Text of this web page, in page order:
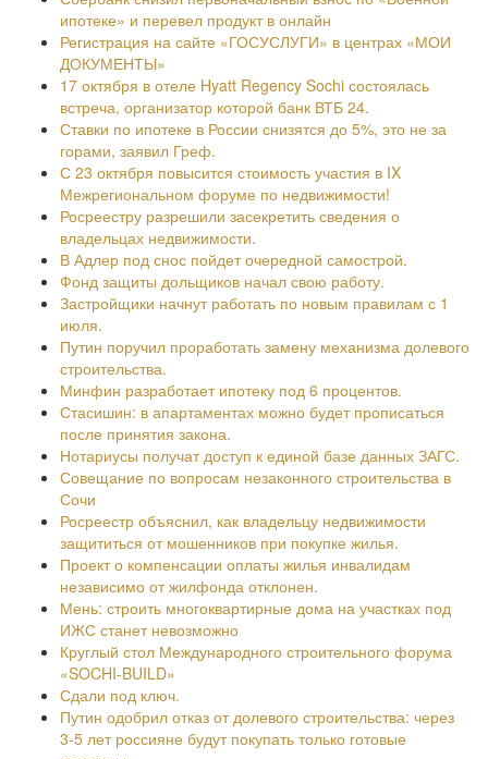
ипотеке» и перевел продукт в онлайн
Регистрация на сайте «ГОСУСЛУГИ» в центрах «МОИ
ДОКУМЕНТЫ»
17 октября в отеле Hyatt Regency Sochi состоялась
встреча, организатор которой банк ВТБ 24.
Ставки по ипотеке в России снизятся до 5%, это не за
горами, заявил Греф.
С 23 октября повысится стоимость участия в IX
Межрегиональном форуме по недвижимости!
Росреестру разрешили засекретить сведения о
владельцах недвижимости.
В Адлер под снос пойдет очередной самострой.
Фонд защиты дольщиков начал свою работу.
Застройщики начнут работать по новым правилам с 1
июля.
Путин поручил проработать замену механизма долевого
строительства.
Минфин разработает ипотеку под 6 процентов.
Стасишин: в апартаментах можно будет прописаться
после принятия закона.
Нотариусы получат доступ к единой базе данных ЗАГС.
Совещание по вопросам незаконного строительства в
Сочи
Росреестр объяснил, как владельцу недвижимости
защититься от мошенников при покупке жилья.
Проект о компенсации оплаты жилья инвалидам
независимо от жилфонда отклонен.
Мень: строить многоквартирные дома на участках под
ИЖС станет невозможно
Круглый стол Международного строительного форума
«SOCHI-BUILD»
Сдали под ключ.
Путин одобрил отказ от долевого строительства: через
3-5 лет россияне будут покупать только готовые